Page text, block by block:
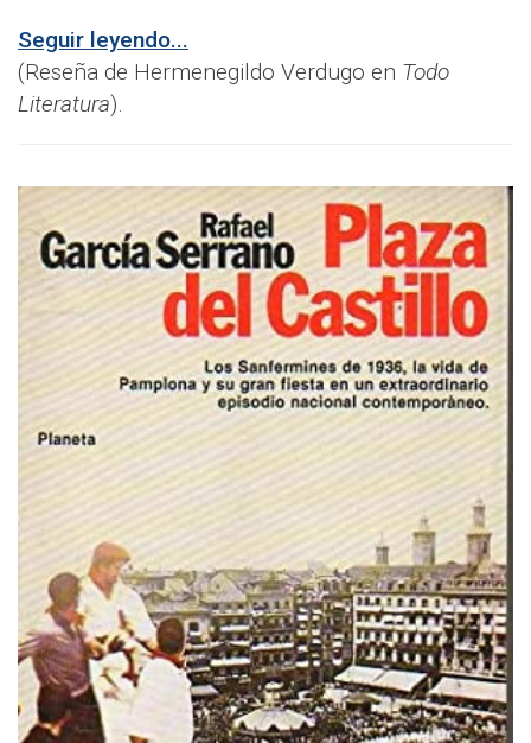
Seguir leyendo...
(Reseña de Hermenegildo Verdugo en Todo
Literatura).